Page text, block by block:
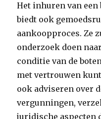
Het inhuren van
biedt ook
aankoopproces. Ze
onderzoek doen
conditie van de
met vertrouwen
ook adviseren over
vergunningen,
juridische aspecten